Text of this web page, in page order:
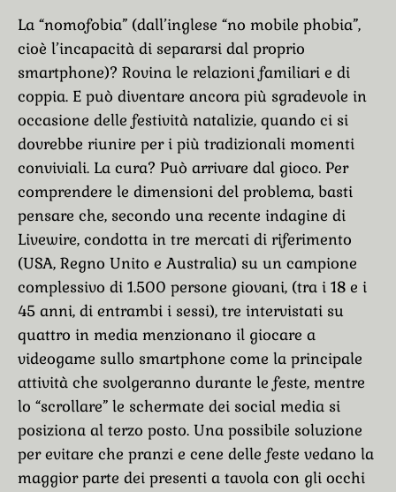
La “nomofobia” (dall’inglese “no mobile phobia”,
cioè l’incapacità di separarsi dal proprio
smartphone)? Rovina le relazioni familiari e di
coppia. E può diventare ancora più sgradevole in
occasione delle festività natalizie, quando ci si
dovrebbe riunire per i più tradizionali momenti
conviviali. La cura? Può arrivare dal gioco. Per
comprendere le dimensioni del problema, basti
pensare che, secondo una recente indagine di
Livewire, condotta in tre mercati di riferimento
(USA, Regno Unito e Australia) su un campione
complessivo di 1.500 persone giovani, (tra i 18 e i
45 anni, di entrambi i sessi), tre intervistati su
quattro in media menzionano il giocare a
videogame sullo smartphone come la principale
attività che svolgeranno durante le feste, mentre
lo “scrollare” le schermate dei social media si
posiziona al terzo posto. Una possibile soluzione
per evitare che pranzi e cene delle feste vedano la
maggior parte dei presenti a tavola con gli occhi